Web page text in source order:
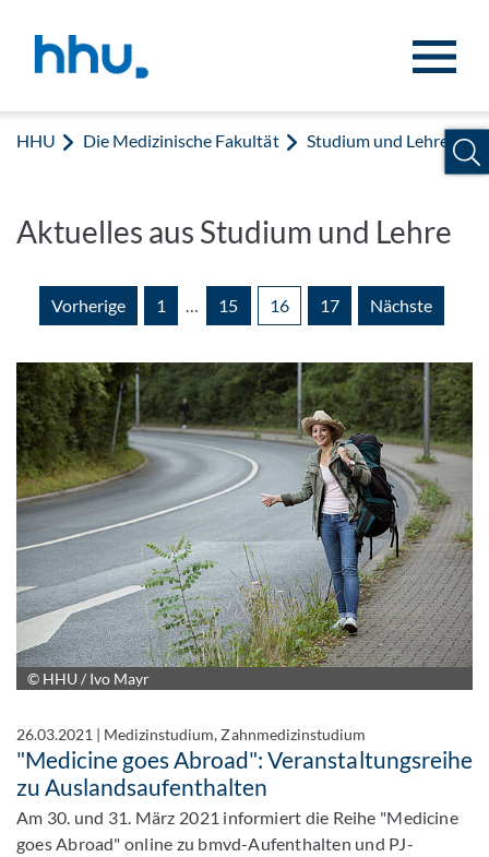
HHU Die Medizinische Fakultät Studium und Lehre
Aktuelles aus Studium und Lehre
Vorherige 1 … 15 16 17 Nächste
© HHU / Ivo Mayr
26.03.2021 | Medizinstudium, Zahnmedizinstudium
"Medicine goes Abroad": Veranstaltungsreihe
zu Auslandsaufenthalten
Am 30. und 31. März 2021 informiert die Reihe "Medicine
goes Abroad" online zu bmvd-Aufenthalten und PJ-